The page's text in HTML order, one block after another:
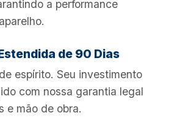
a performance
de 90 Dias
espírito. Seu investimento
com nossa garantia legal
e mão de obra.